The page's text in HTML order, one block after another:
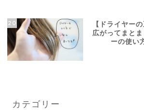
20
【ドライヤー
広がってまと
ーの使い
カテゴリー